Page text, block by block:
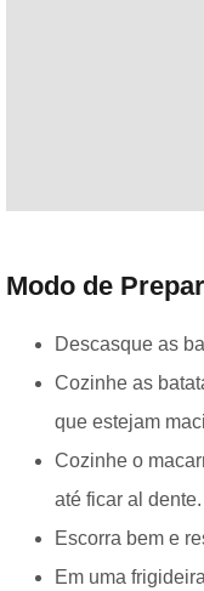
Modo de
Descasque as
Cozinhe as
que estejam
Cozinhe o
até ficar al dente.
Escorra bem e
Em uma